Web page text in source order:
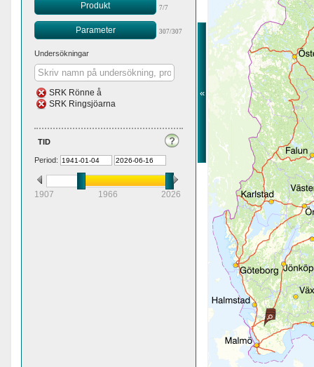
Produkt 7/7
Parameter 307/307
Undersökningar
SRK Rönne å
SRK Ringsjöarna
tid
Period:
1907 1966 2026
«